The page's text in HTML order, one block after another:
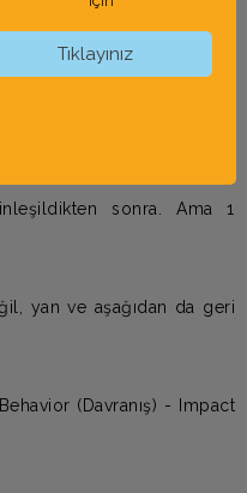
geri bildirim modeli 3
sonra. Ama 1
yan ve aşağıdan da geri
(Davranış) - Impact
Tıklayınız